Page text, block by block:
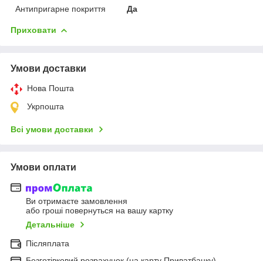
Антипригарне покриття
Да
Приховати
Умови доставки
Нова Пошта
Укрпошта
Всі умови доставки
Умови оплати
Ви отримаєте замовлення
або гроші повернуться на вашу картку
Детальніше
Післяплата